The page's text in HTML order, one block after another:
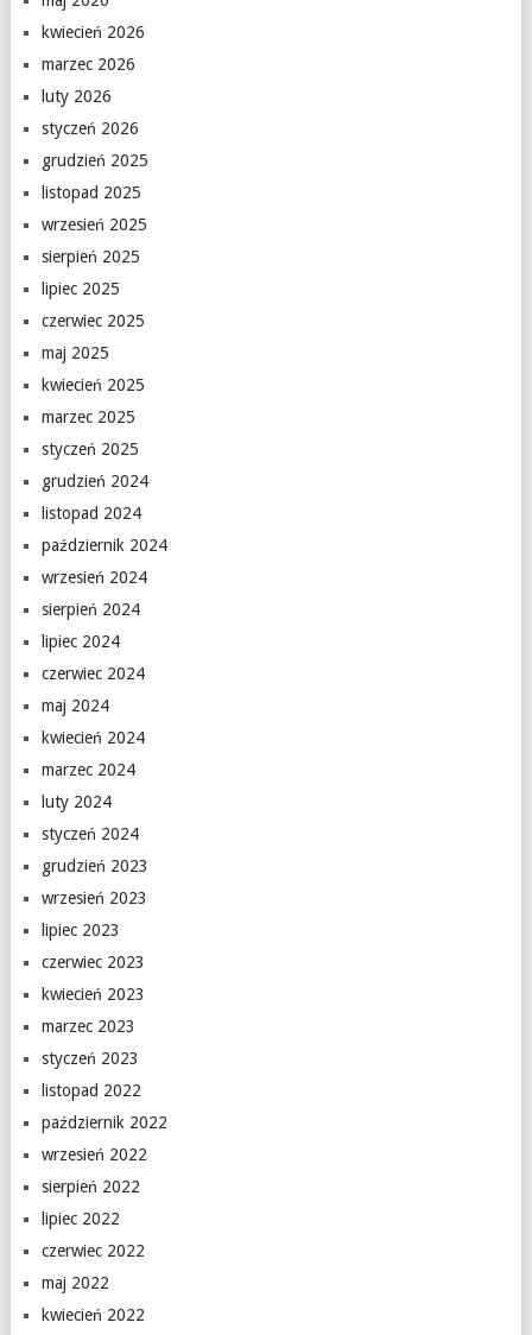
kwiecień 2026
marzec 2026
luty 2026
styczeń 2026
grudzień 2025
listopad 2025
wrzesień 2025
sierpień 2025
lipiec 2025
czerwiec 2025
maj 2025
kwiecień 2025
marzec 2025
styczeń 2025
grudzień 2024
listopad 2024
październik 2024
wrzesień 2024
sierpień 2024
lipiec 2024
czerwiec 2024
maj 2024
kwiecień 2024
marzec 2024
luty 2024
styczeń 2024
grudzień 2023
wrzesień 2023
lipiec 2023
czerwiec 2023
kwiecień 2023
marzec 2023
styczeń 2023
listopad 2022
październik 2022
wrzesień 2022
sierpień 2022
lipiec 2022
czerwiec 2022
maj 2022
kwiecień 2022